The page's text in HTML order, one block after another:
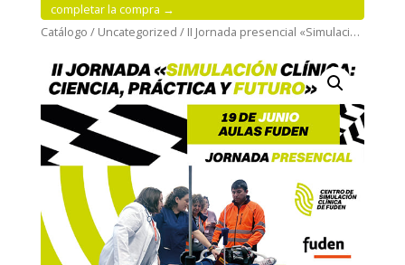
Catálogo / Uncategorized / II Jornada presencial «Simulación clínica: ciencia, práctica y futuro»
completar la compra →